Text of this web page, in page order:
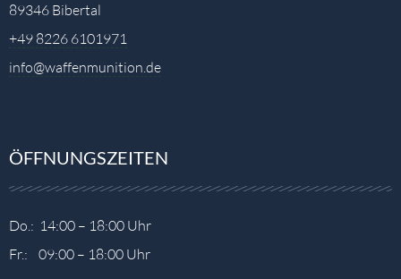
89346 Bibertal
+49 8226 6101971
info@waffenmunition.de
ÖFFNUNGSZEITEN
Do.: 14:00 – 18:00 Uhr
Fr.: 09:00 – 18:00 Uhr